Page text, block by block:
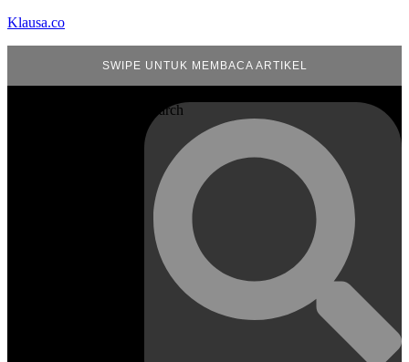
Klausa.co
SWIPE UNTUK MEMBACA ARTIKEL
Search